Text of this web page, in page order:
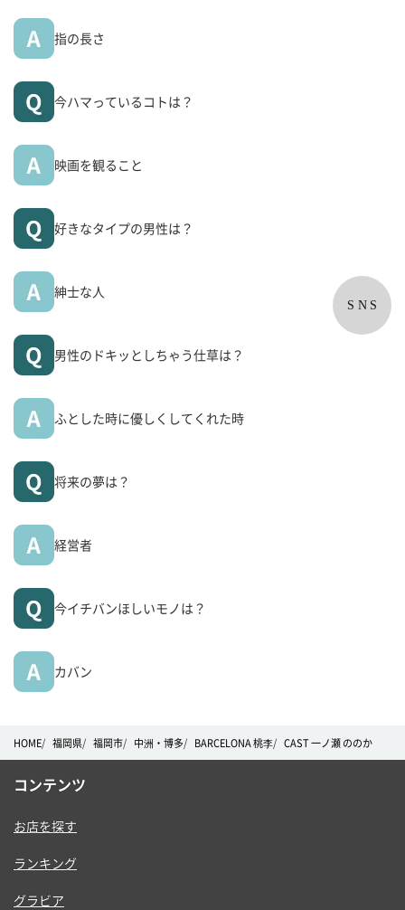
指の長さ
今ハマっているコトは？
映画を観ること
好きなタイプの男性は？
紳士な人
男性のドキッとしちゃう仕草は？
ふとした時に優しくしてくれた時
将来の夢は？
経営者
今イチバンほしいモノは？
カバン
SNS
HOME 福岡県 福岡市 中洲・博多 BARCELONA 桃李 CAST 一ノ瀬 ののか
コンテンツ
お店を探す
ランキング
グラビア